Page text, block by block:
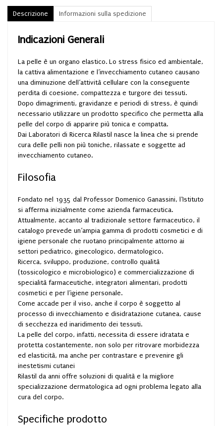
Descrizione Informazioni sulla spedizione
Indicazioni Generali
La pelle è un organo elastico. Lo stress fisico ed ambientale,
la cattiva alimentazione e l’invecchiamento cutaneo causano
una diminuzione dell’attività cellulare con la conseguente
perdita di coesione, compattezza e turgore dei tessuti.
Dopo dimagrimenti, gravidanze e periodi di stress, è quindi
necessario utilizzare un prodotto specifico che permetta alla
pelle del corpo di apparire più tonica e compatta.
Dai Laboratori di Ricerca Rilastil nasce la linea che si prende
cura delle pelli non più toniche, rilassate e soggette ad
invecchiamento cutaneo.
Filosofia
Fondato nel 1935 dal Professor Domenico Ganassini, l’Istituto
si afferma inizialmente come azienda farmaceutica.
Attualmente, accanto al tradizionale settore farmaceutico, il
catalogo prevede un’ampia gamma di prodotti cosmetici e di
igiene personale che ruotano principalmente attorno ai
settori pediatrico, ginecologico, dermatologico.
Ricerca, sviluppo, produzione, controllo qualità
(tossicologico e microbiologico) e commercializzazione di
specialità farmaceutiche, integratori alimentari, prodotti
cosmetici e per l’igiene personale.
Come accade per il viso, anche il corpo è soggetto al
processo di invecchiamento e disidratazione cutanea, cause
di secchezza ed inaridimento dei tessuti.
La pelle del corpo, infatti, necessita di essere idratata e
protetta costantemente, non solo per ritrovare morbidezza
ed elasticità, ma anche per contrastare e prevenire gli
inestetismi cutanei
Rilastil da anni offre soluzioni di qualità e la migliore
specializzazione dermatologica ad ogni problema legato alla
cura del corpo.
Specifiche prodotto